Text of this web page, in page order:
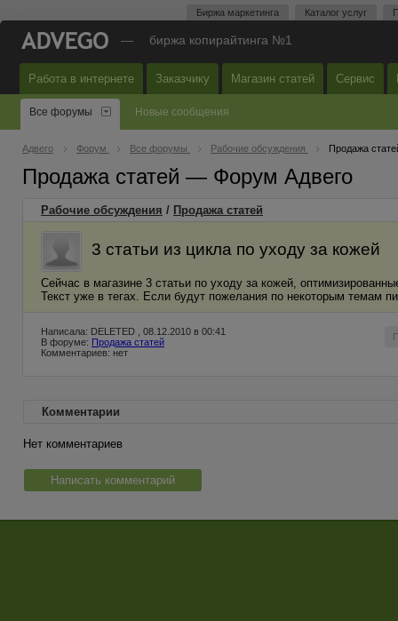
Биржа маркетинга Каталог услуг
— биржа копирайтинга №1
Работа в интернете Заказчику Магазин статей Сервис
Все форумы Новые сообщения
Адвего Форум Все форумы Рабочие обсуждения Продажа
Продажа статей — Форум Адвего
Рабочие обсуждения / Продажа статей
3 статьи из цикла по уходу за кожей
Сейчас в магазине 3 статьи по уходу за кожей,
Текст уже в тегах. Если будут пожелания по некоторым темам
Написала: DELETED , 08.12.2010 в 00:41
В форуме: Продажа статей
Комментариев: нет
Комментарии
Нет комментариев
Написать комментарий